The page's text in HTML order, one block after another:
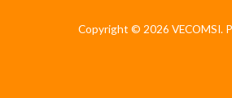
Copyright © 2026 VECOMSI.